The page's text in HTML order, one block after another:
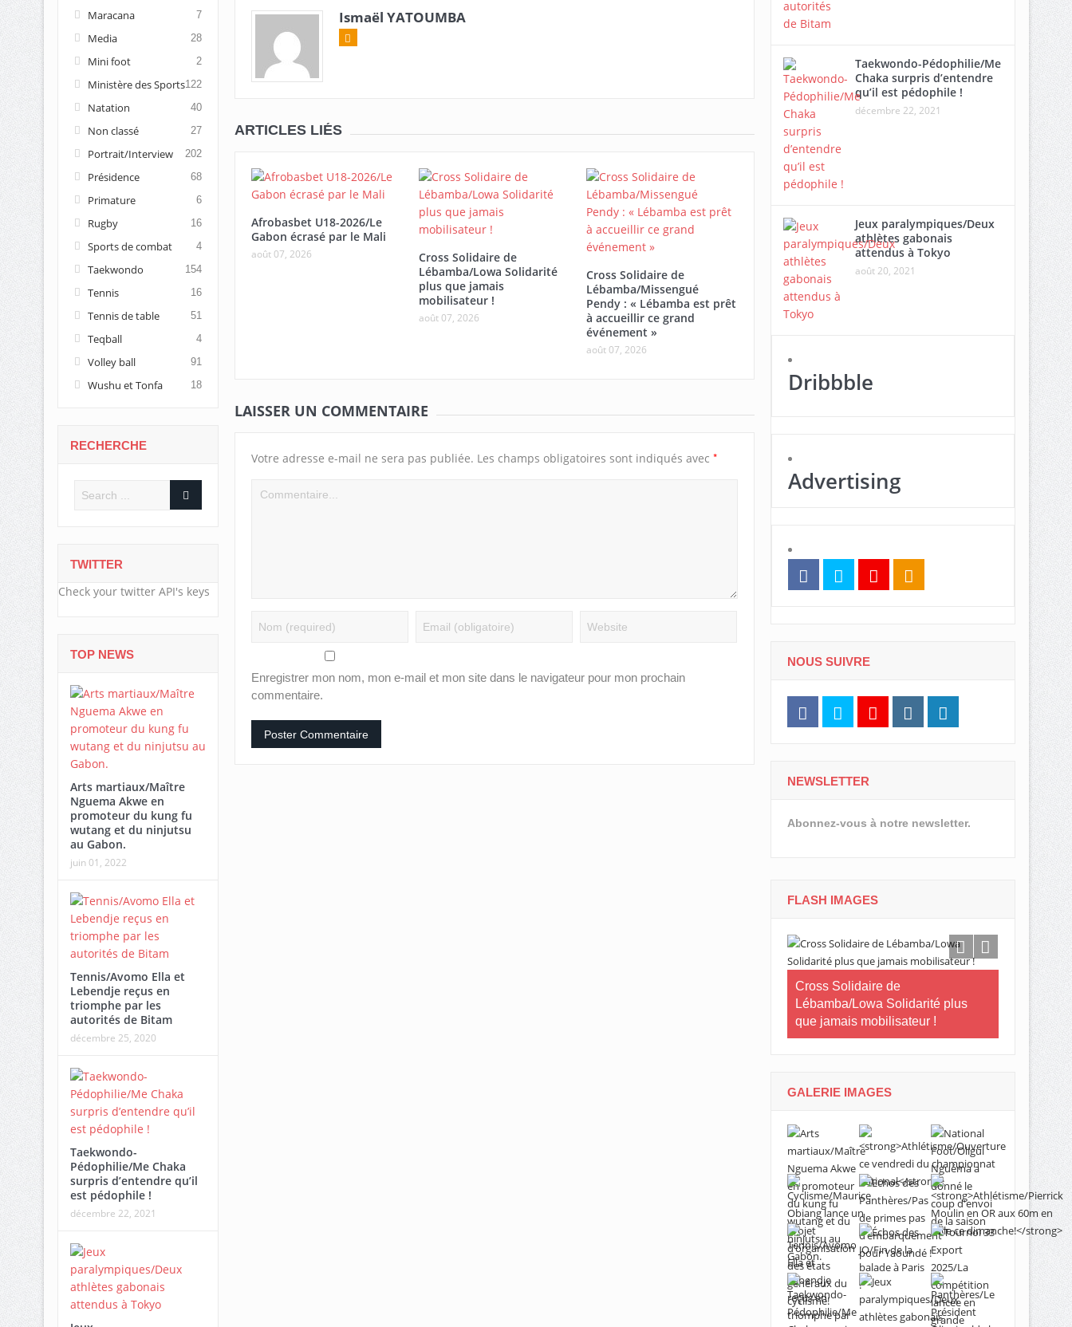
Ismaël YATOUMBA
ARTICLES LIÉS
Afrobasbet U18-2026/Le
Gabon écrasé par le Mali
août 07, 2026
Cross Solidaire de
Lébamba/Lowa Solidarité
plus que jamais
mobilisateur !
août 07, 2026
Cross Solidaire de
Lébamba/Missengué
Pendy : « Lébamba est prêt
à accueillir ce grand
événement »
août 07, 2026
LAISSER UN COMMENTAIRE
Votre adresse e-mail ne sera pas publiée. Les champs obligatoires sont indiqués avec *
Enregistrer mon nom, mon e-mail et mon site dans le navigateur pour mon prochain
commentaire.
Maracana 7
Media 28
Mini foot 2
Ministère des Sports122
Natation 40
Non classé 27
Portrait/Interview 202
Présidence 68
Primature 6
Rugby 16
Sports de combat 4
Taekwondo 154
Tennis 16
Tennis de table 51
Teqball 4
Volley ball 91
Wushu et Tonfa 18
RECHERCHE
TWITTER
Check your twitter API's keys
TOP NEWS
Arts martiaux/Maître
Nguema Akwe en
promoteur du kung fu
wutang et du ninjutsu
au Gabon.
juin 01, 2022
Tennis/Avomo Ella et
Lebendje reçus en
triomphe par les
autorités de Bitam
décembre 25, 2020
Taekwondo-
Pédophilie/Me Chaka
surpris d’entendre qu’il
est pédophile !
décembre 22, 2021
Taekwondo-Pédophilie/Me
Chaka surpris d’entendre
qu’il est pédophile !
décembre 22, 2021
Jeux paralympiques/Deux
athlètes gabonais
attendus à Tokyo
août 20, 2021
Dribbble
Advertising
NOUS SUIVRE
NEWSLETTER
Abonnez-vous à notre newsletter.
FLASH IMAGES
Cross Solidaire de
Lébamba/Lowa Solidarité plus
que jamais mobilisateur !
Cross
Lébamba/
«
grand
GALERIE IMAGES